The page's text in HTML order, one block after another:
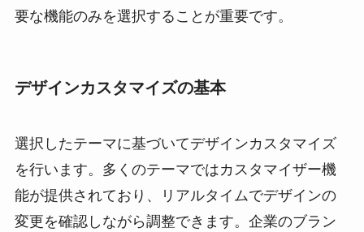
要な機能のみを選択することが重要です。
デザインカスタマイズの基本
選択したテーマに基づいてデザインカスタマイズ
を行います。多くのテーマではカスタマイザー機
能が提供されており、リアルタイムでデザインの
変更を確認しながら調整できます。企業のブラン